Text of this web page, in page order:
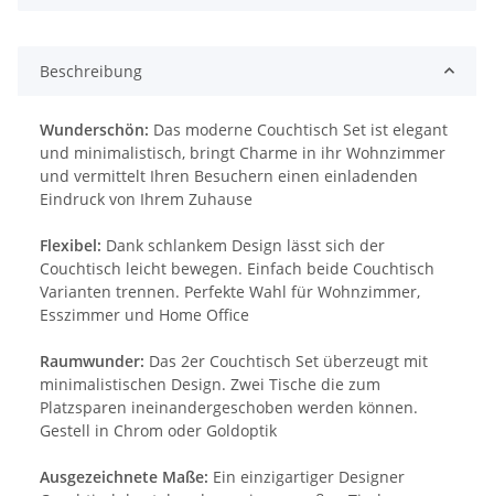
Beschreibung
Wunderschön: Das moderne Couchtisch Set ist elegant
und minimalistisch, bringt Charme in ihr Wohnzimmer
und vermittelt Ihren Besuchern einen einladenden
Eindruck von Ihrem Zuhause
Flexibel: Dank schlankem Design lässt sich der
Couchtisch leicht bewegen. Einfach beide Couchtisch
Varianten trennen. Perfekte Wahl für Wohnzimmer,
Esszimmer und Home Office
Raumwunder: Das 2er Couchtisch Set überzeugt mit
minimalistischen Design. Zwei Tische die zum
Platzsparen ineinandergeschoben werden können.
Gestell in Chrom oder Goldoptik
Ausgezeichnete Maße: Ein einzigartiger Designer